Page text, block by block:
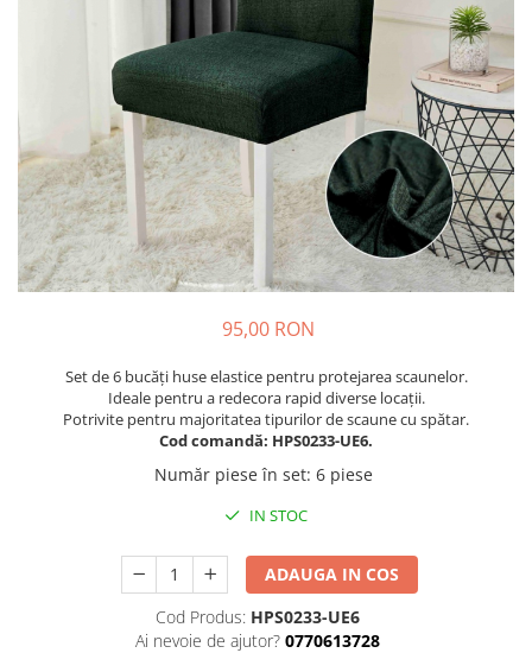
Cuverturi catifea
Huse de protecție
Huse de protectie pat finet
Huse de protecție scaun
Prosoape
Prosoape de baie
Electrocasnice
Cântare electronice
95,00 RON
Set de 6 bucăți huse elastice pentru protejarea scaunelor.
Ideale pentru a redecora rapid diverse locații.
Potrivite pentru majoritatea tipurilor de scaune cu spătar.
Cod comandă: HPS0233-UE6.
Număr piese în set: 6 piese
IN STOC
ADAUGA IN COS
Cod Produs: HPS0233-UE6
Ai nevoie de ajutor? 0770613728